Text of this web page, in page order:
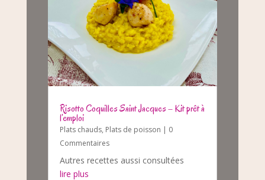
Risotto Coquilles Saint Jacques – Kit prêt à
l’emploi
Plats chauds, Plats de poisson | 0
Commentaires
Autres recettes aussi consultées
lire plus